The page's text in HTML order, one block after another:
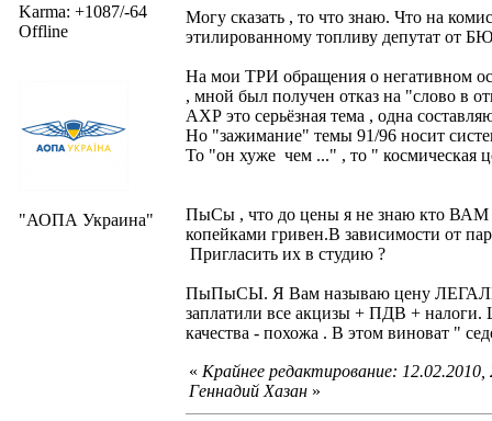
Karma: +1087/-64
Offline
"АОПА Украина"
Могу сказать , то что знаю. Что на
этилированному топливу депутат от
На мои ТРИ обращения о негативном
, мной был получен отказ на "слово в
АХР это серьёзная тема , одна
Но "зажимание" темы 91/96 носит
То "он хуже чем ..." , то " космическая
ПыСы , что до цены я не знаю кто ВАМ
копейками гривен.В зависимости от
Пригласить их в студию ?
ПыПыСЫ. Я Вам называю цену
заплатили все акцизы + ПДВ +
качества - похожа . В этом виноват "
« Крайнее редактирование:
Геннадий Хазан »